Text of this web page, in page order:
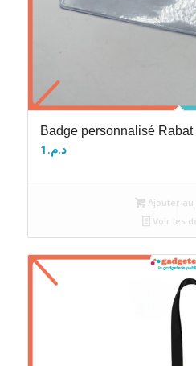
Badge personnalisé Rabat
د.م. 1
Ajouter au
Voir les